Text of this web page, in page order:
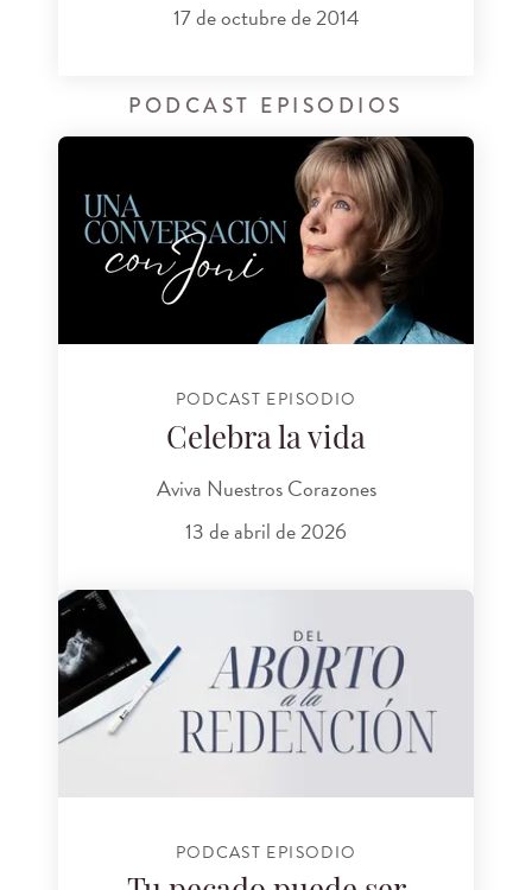
17 de octubre de 2014
PODCAST EPISODIOS
PODCAST EPISODIO
Celebra la vida
Aviva Nuestros Corazones
13 de abril de 2026
PODCAST EPISODIO